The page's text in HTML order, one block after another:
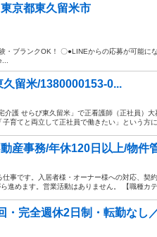
京都東久留米市
・ブランクOK！ 〇●LINEからの応募が可能に
留米/1380000153-0...
介護 せらび東久留米」で正看護師（正社員）
育てと両立して正社員で働きたい」という方に
産事務/年休120日以上/物件
事です。入居者様・オーナー様への対応、契
進めます。営業活動はありません。 【職種カテ
・完全週休2日制・転勤なし